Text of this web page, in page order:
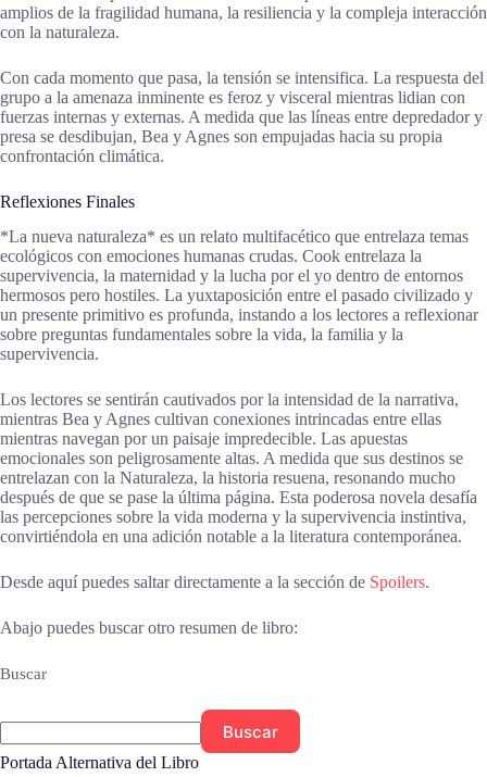
amplios de la fragilidad humana, la resiliencia y la compleja interacción
con la naturaleza.
Con cada momento que pasa, la tensión se intensifica. La respuesta del
grupo a la amenaza inminente es feroz y visceral mientras lidian con
fuerzas internas y externas. A medida que las líneas entre depredador y
presa se desdibujan, Bea y Agnes son empujadas hacia su propia
confrontación climática.
Reflexiones Finales
*La nueva naturaleza* es un relato multifacético que entrelaza temas
ecológicos con emociones humanas crudas. Cook entrelaza la
supervivencia, la maternidad y la lucha por el yo dentro de entornos
hermosos pero hostiles. La yuxtaposición entre el pasado civilizado y
un presente primitivo es profunda, instando a los lectores a reflexionar
sobre preguntas fundamentales sobre la vida, la familia y la
supervivencia.
Los lectores se sentirán cautivados por la intensidad de la narrativa,
mientras Bea y Agnes cultivan conexiones intrincadas entre ellas
mientras navegan por un paisaje impredecible. Las apuestas
emocionales son peligrosamente altas. A medida que sus destinos se
entrelazan con la Naturaleza, la historia resuena, resonando mucho
después de que se pase la última página. Esta poderosa novela desafía
las percepciones sobre la vida moderna y la supervivencia instintiva,
convirtiéndola en una adición notable a la literatura contemporánea.
Desde aquí puedes saltar directamente a la sección de Spoilers.
Abajo puedes buscar otro resumen de libro:
Buscar
Buscar
Portada Alternativa del Libro